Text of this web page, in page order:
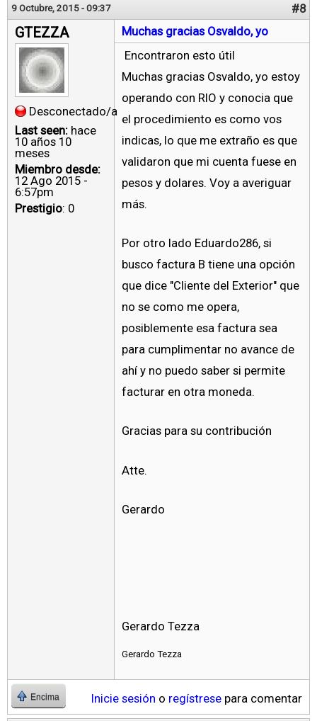
9 Octubre, 2015 - 09:37 #8
GTEZZA
Desconectado/a
Last seen: hace
10 años 10
meses
Miembro desde:
12 Ago 2015 -
6:57pm
Prestigio: 0
Muchas gracias Osvaldo, yo
Encontraron esto útil
Muchas gracias Osvaldo, yo estoy
operando con RIO y conocia que
el procedimiento es como vos
indicas, lo que me extraño es que
validaron que mi cuenta fuese en
pesos y dolares. Voy a averiguar
más.
Por otro lado Eduardo286, si
busco factura B tiene una opción
que dice "Cliente del Exterior" que
no se como me opera,
posiblemente esa factura sea
para cumplimentar no avance de
ahí y no puedo saber si permite
facturar en otra moneda.
Gracias para su contribución
Atte.
Gerardo
Gerardo Tezza
Gerardo Tezza
Encima Inicie sesión o regístrese para comentar